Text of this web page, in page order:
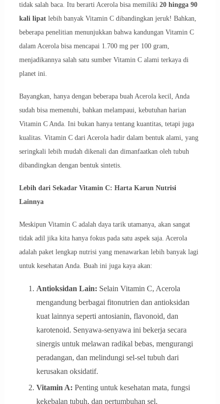
tidak salah baca. Itu berarti Acerola bisa memiliki 20 hingga 90
kali lipatlebih banyak Vitamin C dibandingkan jeruk! Bahkan,
beberapa penelitian menunjukkan bahwa kandungan Vitamin C
dalam Acerola bisa mencapai 1.700 mg per 100 gram,
menjadikannya salah satu sumber Vitamin C alami terkaya di
planet ini.
Bayangkan, hanya dengan beberapa buah Acerola kecil, Anda
sudah bisa memenuhi, bahkan melampaui, kebutuhan harian
Vitamin C Anda. Ini bukan hanya tentang kuantitas, tetapi juga
kualitas. Vitamin C dari Acerola hadir dalam bentuk alami, yang
seringkali lebih mudah dikenali dan dimanfaatkan oleh tubuh
dibandingkan dengan bentuk sintetis.
Lebih dari Sekadar Vitamin C: Harta Karun Nutrisi
Lainnya
Meskipun Vitamin C adalah daya tarik utamanya, akan sangat
tidak adil jika kita hanya fokus pada satu aspek saja. Acerola
adalah paket lengkap nutrisi yang menawarkan lebih banyak lagi
untuk kesehatan Anda. Buah ini juga kaya akan:
Antioksidan Lain: Selain Vitamin C, Acerola
mengandung berbagai fitonutrien dan antioksidan
kuat lainnya seperti antosianin, flavonoid, dan
karotenoid. Senyawa-senyawa ini bekerja secara
sinergis untuk melawan radikal bebas, mengurangi
peradangan, dan melindungi sel-sel tubuh dari
kerusakan oksidatif.
Vitamin A: Penting untuk kesehatan mata, fungsi
kekebalan tubuh, dan pertumbuhan sel.